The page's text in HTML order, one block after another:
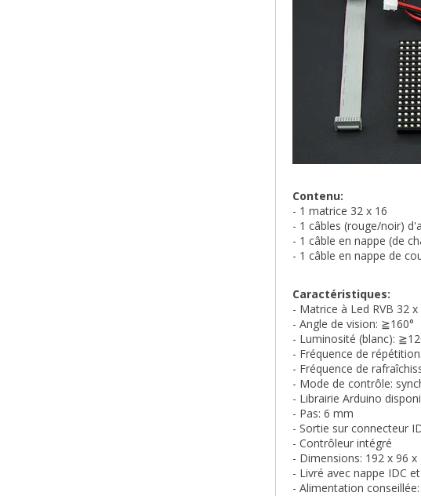
Contenu:
- 1 matrice 32 x 16
- 1 câbles (rouge/noir)
- 1 câble en nappe (de
- 1 câble en nappe de
Caractéristiques:
- Matrice à Led RVB 32
- Angle de vision: ≧160°
- Luminosité (blanc):
- Fréquence de
- Fréquence de
- Mode de contrôle:
- Librairie Arduino
- Pas: 6 mm
- Sortie sur connecteur
- Contrôleur intégré
- Dimensions: 192 x 96 x
- Livré avec nappe IDC
- Alimentation